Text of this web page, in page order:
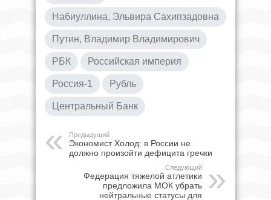
Набиуллина, Эльвира Сахипзадовна
Путин, Владимир Владимирович
РБК Российская империя
Россия-1 Рубль
Центральный Банк
Предыдущий
Экономист Холод: в России не
должно произойти дефицита гречки
Следующий
Федерация тяжелой атлетики
предложила МОК убрать
нейтральные статусы для